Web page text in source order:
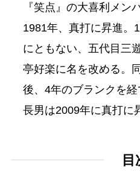
『笑点』の大喜利メン
1981年、真打に昇進。
にともない、五代目三
亭好楽に名を改める。
後、4年のブランクを経
長男は2009年に真打に
目